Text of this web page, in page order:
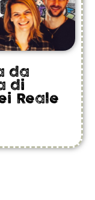
da
di
Reale